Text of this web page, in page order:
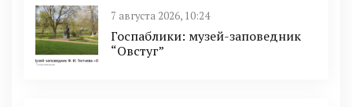
7 августа 2026, 10:24
Госпаблики: музей-заповедник
“Овстуг”